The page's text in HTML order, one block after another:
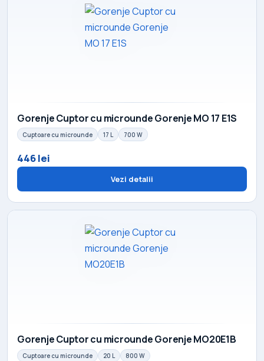
Gorenje Cuptor cu microunde Gorenje MO 17 E1S
Cuptoare cu microunde 17 L 700 W
446 lei
Vezi detalii
Gorenje Cuptor cu microunde Gorenje MO20E1B
Cuptoare cu microunde 20 L 800 W